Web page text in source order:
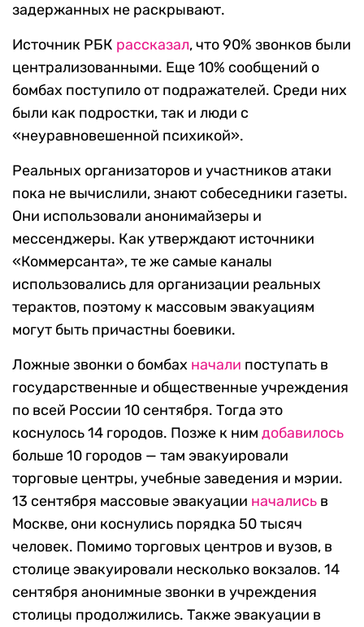
задержанных не раскрывают.
Источник РБК рассказал, что 90% звонков были
централизованными. Еще 10% сообщений о
бомбах поступило от подражателей. Среди них
были как подростки, так и люди с
«неуравновешенной психикой».
Реальных организаторов и участников атаки
пока не вычислили, знают собеседники газеты.
Они использовали анонимайзеры и
мессенджеры. Как утверждают источники
«Коммерсанта», те же самые каналы
использовались для организации реальных
терактов, поэтому к массовым эвакуациям
могут быть причастны боевики.
Ложные звонки о бомбах начали поступать в
государственные и общественные учреждения
по всей России 10 сентября. Тогда это
коснулось 14 городов. Позже к ним добавилось
больше 10 городов — там эвакуировали
торговые центры, учебные заведения и мэрии.
13 сентября массовые эвакуации начались в
Москве, они коснулись порядка 50 тысяч
человек. Помимо торговых центров и вузов, в
столице эвакуировали несколько вокзалов. 14
сентября анонимные звонки в учреждения
столицы продолжились. Также эвакуации в